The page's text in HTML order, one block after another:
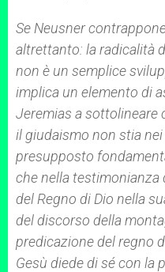
Se Neusner
altrettanto: la radicalità
non è un semplice
implica un elemento di
Jeremias a sottolineare
il giudaismo non stia
presupposto
che nella testimonianza
del Regno di Dio nella
del discorso della
predicazione del regno
Gesù diede di sé con la